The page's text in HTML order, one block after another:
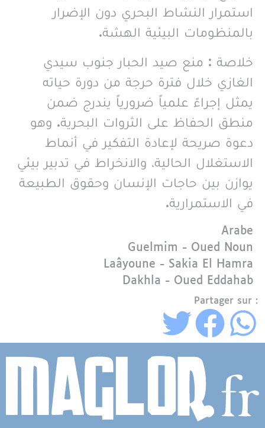
استمرار النشاط البحري دون الإضرار
بالمنظومات البيئية الهشة.
خلاصة : منع صيد الحبار جنوب سيدي
الغازي خلال فترة حرجة من دورة حياته
يمثل إجراءً علمياً ضرورياً يندرج ضمن
منطق الحفاظ على الثروات البحرية. وهو
دعوة صريحة لإعادة التفكير في أنماط
الاستغلال الحالية، والانخراط في تدبير بيئي
يوازن بين حاجات الإنسان وحقوق الطبيعة
في الاستمرارية.
Langue
Arabe
Région
Guelmim - Oued Noun
Laâyoune - Sakia El Hamra
Dakhla - Oued Eddahab
Partager sur :